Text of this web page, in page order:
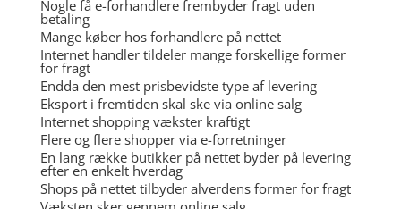
Nogle få e-forhandlere frembyder fragt uden
betaling
Mange køber hos forhandlere på nettet
Internet handler tildeler mange forskellige former
for fragt
Endda den mest prisbevidste type af levering
Eksport i fremtiden skal ske via online salg
Internet shopping vækster kraftigt
Flere og flere shopper via e-forretninger
En lang række butikker på nettet byder på levering
efter en enkelt hverdag
Shops på nettet tilbyder alverdens former for fragt